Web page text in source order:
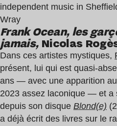
independent music in
Wray
Frank Ocean, les
jamais,Nicolas
Dans ces artistes mystiques,
présent, lui qui est quasi-
ans — avec une apparition
2023 assez laconique — et a
depuis son disque Blond(e)
a déjà écrit des livres sur le